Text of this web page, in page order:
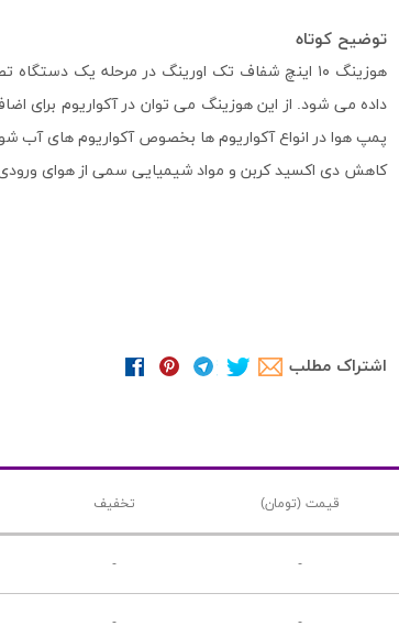
توضیح کوتاه
هوزینگ ۱۰ اینچ شفاف تک اورینگ در مرحله یک
داده می شود. از این هوزینگ می توان در آکواریوم برای
پمپ هوا در انواع آکواریوم ها بخصوص آکواریوم های آب شور
کاهش دی اکسید کربن و مواد شیمیایی سمی از هوای ورودی
اشتراک مطلب
قیمت (تومان) تخفیف
-
-
-
-